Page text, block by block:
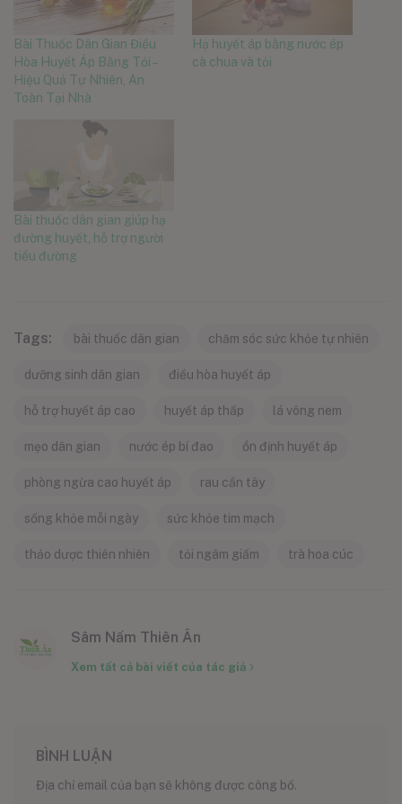
Bài Thuốc Dân Gian Điều
Hòa Huyết Áp Bằng Tỏi –
Hiệu Quả Tự Nhiên, An
Toàn Tại Nhà
Hạ huyết áp bằng nước ép
cà chua và tỏi
Bài thuốc dân gian giúp hạ
đường huyết, hỗ trợ người
tiểu đường
Tags: bài thuốc dân gian chăm sóc sức khỏe tự nhiên
dưỡng sinh dân gian điều hòa huyết áp
hỗ trợ huyết áp cao huyết áp thấp lá vông nem
mẹo dân gian nước ép bí đao ổn định huyết áp
phòng ngừa cao huyết áp rau cần tây
sống khỏe mỗi ngày sức khỏe tim mạch
thảo dược thiên nhiên tỏi ngâm giấm trà hoa cúc
Sâm Nấm Thiên Ân
Xem tất cả bài viết của tác giả
BÌNH LUẬN
Địa chỉ email của bạn sẽ không được công bố.